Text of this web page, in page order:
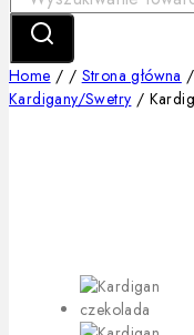
Home / / Strona główna /
Kardigany/Swetry /